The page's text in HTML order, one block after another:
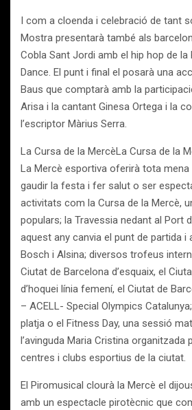
I com a cloenda i celebració de tant
Mostra presentarà també als
Cobla Sant Jordi amb el hip hop de la
Dance. El punt i final el posarà una
Baus que comptarà amb la
Arisa i la cantant Ginesa Ortega i la
l’escriptor Màrius Serra.
La Cursa de la MercèLa Cursa de la
La Mercè esportiva oferirà tota mena
gaudir la festa i fer salut o ser
activitats com la Cursa de la Mercè,
populars; la Travessia nedant al Port
aquest any canvia el punt de partida i
Bosch i Alsina; diversos trofeus
Ciutat de Barcelona d’esquaix, el
d’hoquei línia femení, el Ciutat de
– ACELL- Special Olympics
platja o el Fitness Day, una sessió
l’avinguda Maria Cristina organitzada
centres i clubs esportius de la ciutat.
El Piromusical clourà la Mercè el
amb un espectacle pirotècnic que